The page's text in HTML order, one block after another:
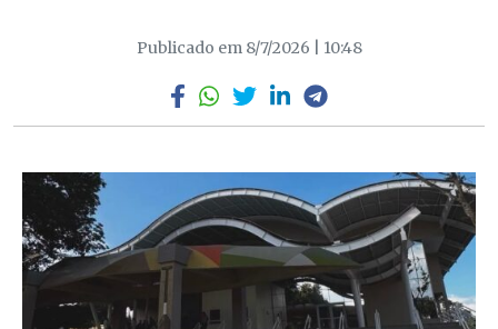
Publicado em 8/7/2026 | 10:48